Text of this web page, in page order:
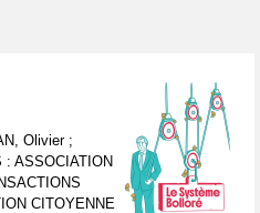
Olivier ;
: ASSOCIATION
CITOYENNE